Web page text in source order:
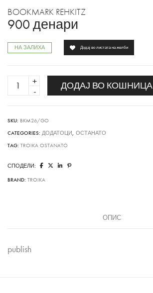
BOOKMARK REHKITZ
900 денари
НА ЗАЛИХА
BOOKMARK
REHKITZ
ДОДАЈ ВО КОШНИЦА
Додај во листата на желби
SKU: BKM26/GO
CATEGORIES: ДОДАТОЦИ, ОСТАНАТО
TAG: TROIKA OSTANATO
СПОДЕЛИ:
BRAND: TROIKA
ОПИС
publish